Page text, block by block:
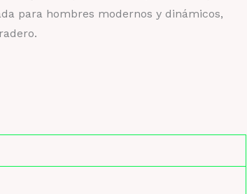
para hombres modernos y dinámicos,